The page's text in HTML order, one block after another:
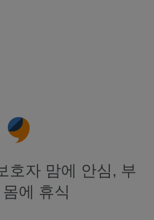
호자 맘에 안심, 부
에 휴식